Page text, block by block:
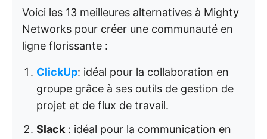
Voici les 13 meilleures alternatives à Mighty
Networks pour créer une communauté en
ligne florissante :
ClickUp: idéal pour la collaboration en
groupe grâce à ses outils de gestion de
projet et de flux de travail.
Slack : idéal pour la communication en